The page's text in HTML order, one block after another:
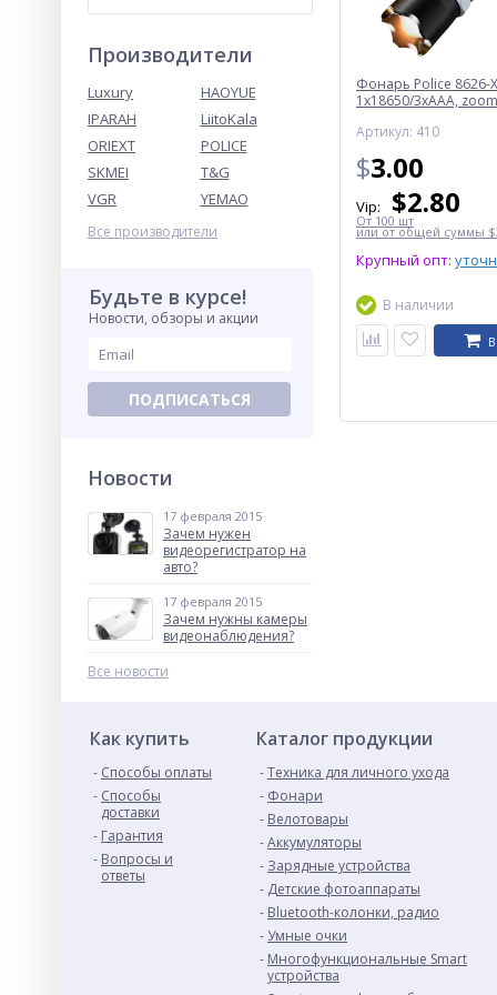
Производители
Luxury
HAOYUE
IPARAH
LiitoKala
ORIEXT
POLICE
SKMEI
T&G
VGR
YEMAO
Все производители
Будьте в курсе!
Новости, обзоры и акции
ПОДПИСАТЬСЯ
Новости
17 февраля 2015
Зачем нужен
видеорегистратор на
авто?
17 февраля 2015
Зачем нужны камеры
видеонаблюдения?
Все новости
Фонарь Police 8626-
1х18650/3xAAA,
Артикул: 410
$3.00
Vip: $2.80
От 100 шт
или от общей суммы
Крупный опт:
В наличии
Как купить
Способы оплаты
Способы
доставки
Гарантия
Вопросы и
ответы
Каталог продукции
Техника для личного ухода
Фонари
Велотовары
Аккумуляторы
Зарядные устройства
Детские фотоаппараты
Bluetooth-колонки, радио
Умные очки
Многофункциональные Smart
устройства